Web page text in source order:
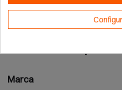
Marca